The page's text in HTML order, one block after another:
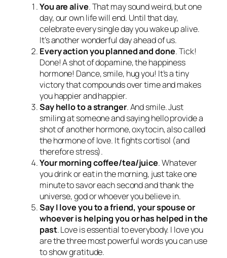
You are alive. That may sound weird, but one
day, our own life will end. Until that day,
celebrate every single day you wake up alive.
It’s another wonderful day ahead of us.
Every action you planned and done. Tick!
Done! A shot of dopamine, the happiness
hormone! Dance, smile, hug you! It’s a tiny
victory that compounds over time and makes
you happier and happier.
Say hello to a stranger. And smile. Just
smiling at someone and saying hello provide a
shot of another hormone, oxytocin, also called
the hormone of love. It fights cortisol (and
therefore stress).
Your morning coffee/tea/juice. Whatever
you drink or eat in the morning, just take one
minute to savor each second and thank the
universe, god or whoever you believe in.
Say I love you to a friend, your spouse or
whoever is helping you or has helped in the
past. Love is essential to everybody. I love you
are the three most powerful words you can use
to show gratitude.